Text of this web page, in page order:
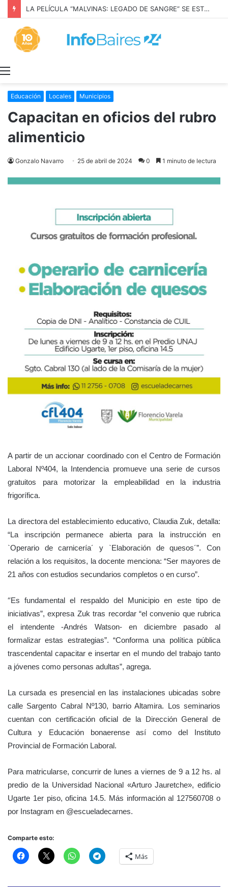
LA PELÍCULA “MALVINAS: LEGADO DE SANGRE” SE ESTRENARÁ EN PRIME VIDEO
Educación Locales Municipios
Capacitan en oficios del rubro
alimenticio
Gonzalo Navarro 25 de abril de 2024 0 1 minuto de lectura
A partir de un accionar coordinado con el Centro de Formación
Laboral Nº404, la Intendencia promueve una serie de cursos
gratuitos para motorizar la empleabilidad en la industria
frigorífica.
La directora del establecimiento educativo, Claudia Zuk, detalla:
“La inscripción permanece abierta para la instrucción en
`Operario de carnicería´ y `Elaboración de quesos´”. Con
relación a los requisitos, la docente menciona: “Ser mayores de
21 años con estudios secundarios completos o en curso”.
“Es fundamental el respaldo del Municipio en este tipo de
iniciativas”, expresa Zuk tras recordar “el convenio que rubrica
el intendente -Andrés Watson- en diciembre pasado al
formalizar estas estrategias”. “Conforma una política pública
trascendental capacitar e insertar en el mundo del trabajo tanto
a jóvenes como personas adultas”, agrega.
La cursada es presencial en las instalaciones ubicadas sobre
calle Sargento Cabral Nº130, barrio Altamira. Los seminarios
cuentan con certificación oficial de la Dirección General de
Cultura y Educación bonaerense así como del Instituto
Provincial de Formación Laboral.
Para matricularse, concurrir de lunes a viernes de 9 a 12 hs. al
predio de la Universidad Nacional «Arturo Jauretche», edificio
Ugarte 1er piso, oficina 14.5. Más información al 127560708 o
por Instagram en @escueladecarnes.
Comparte esto:
Más